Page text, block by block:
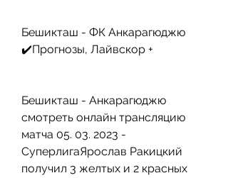
Бешикташ - ФК Анкарагюджю
✔️Прогнозы, Лайвскор +
Бешикташ - Анкарагюджю
смотреть онлайн трансляцию
матча 05. 03. 2023 -
СуперлигаЯрослав Ракицкий
получил 3 желтых и 2 красных